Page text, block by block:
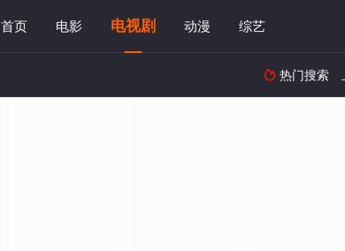
首页 电影 电视剧 动漫 综艺
 热门搜索